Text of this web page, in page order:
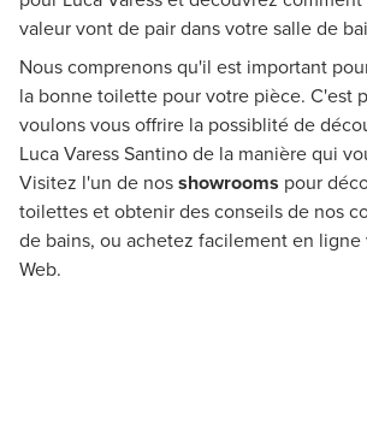
valeur vont de pair dans votre salle de
Nous comprenons qu'il est important
la bonne toilette pour votre pièce. C'est
voulons vous offrire la possiblité de
Luca Varess Santino de la manière qui
Visitez l'un de nosshowrooms pour
toilettes et obtenir des conseils de nos
de bains, ou achetez facilement en
Web.